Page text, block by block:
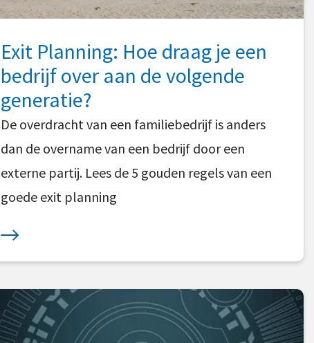
Exit Planning: Hoe draag je een
bedrijf over aan de volgende
generatie?
De overdracht van een familiebedrijf is anders
dan de overname van een bedrijf door een
externe partij. Lees de 5 gouden regels van een
goede exit planning